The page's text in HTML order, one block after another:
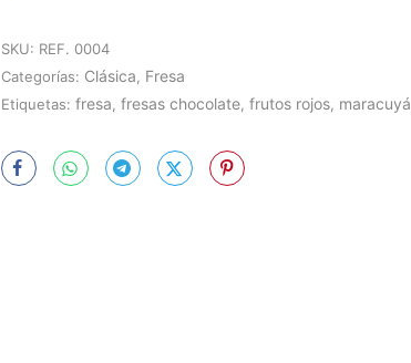
SKU: REF. 0004
Categorías: Clásica Fresa
Etiquetas: fresa fresas chocolate, frutos rojos, maracuyá